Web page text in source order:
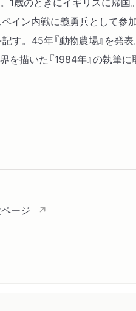
イン内戦に義勇兵として参
す。45年『動物農場』を発
を描いた『1984年』の執筆に
ページ